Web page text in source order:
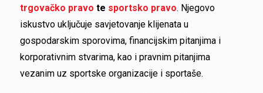
trgovačko pravo te sportsko pravo. Njegovo
iskustvo uključuje savjetovanje klijenata u
gospodarskim sporovima, financijskim pitanjima i
korporativnim stvarima, kao i pravnim pitanjima
vezanim uz sportske organizacije i sportaše.